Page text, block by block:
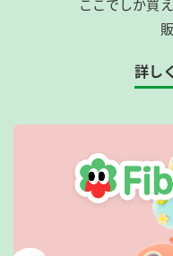
ここでしか買
詳し